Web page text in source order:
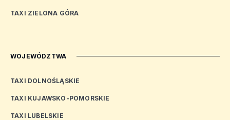
TAXI ZIELONA GÓRA
WOJEWÓDZTWA
TAXI DOLNOŚLĄSKIE
TAXI KUJAWSKO-POMORSKIE
TAXI LUBELSKIE